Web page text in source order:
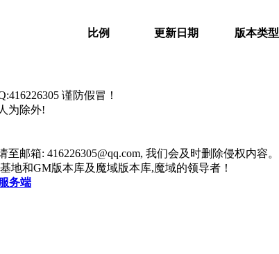
比例 更新日期 版本类型
谨防假冒！
为除外!
邮箱: 416226305@qq.com, 我们会及时删除侵权内容。
地和GM版本库及魔域版本库,魔域的领导者！
务端